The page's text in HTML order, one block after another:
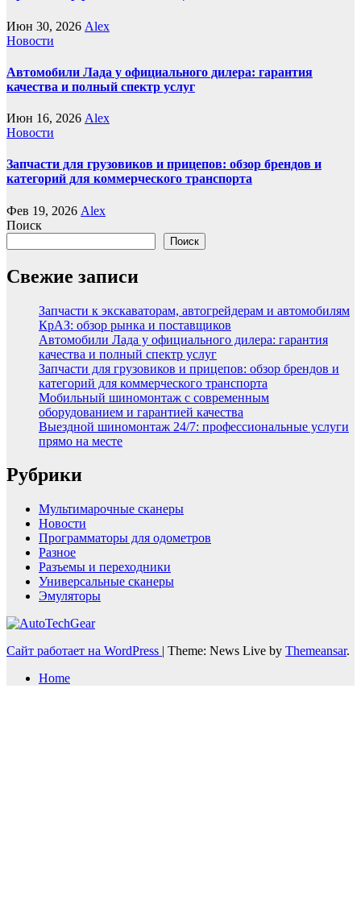
Июн 30, 2026 Alex
Новости
Автомобили Лада у официального дилера: гарантия
качества и полный спектр услуг
Июн 16, 2026 Alex
Новости
Запчасти для грузовиков и прицепов: обзор брендов и
категорий для коммерческого транспорта
Фев 19, 2026 Alex
Поиск
Поиск
Свежие записи
Запчасти к экскаваторам, автогрейдерам и автомобилям
КрАЗ: обзор рынка и поставщиков
Автомобили Лада у официального дилера: гарантия
качества и полный спектр услуг
Запчасти для грузовиков и прицепов: обзор брендов и
категорий для коммерческого транспорта
Мобильный шиномонтаж с современным
оборудованием и гарантией качества
Выездной шиномонтаж 24/7: профессиональные услуги
прямо на месте
Рубрики
Мультимарочные сканеры
Новости
Программаторы для одометров
Разное
Разъемы и переходники
Универсальные сканеры
Эмуляторы
Сайт работает на WordPress | Theme: News Live by Themeansar.
Home